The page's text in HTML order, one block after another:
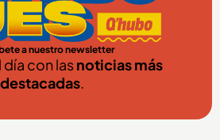
a nuestro newsletter
día con lasnoticias más
destacadas.